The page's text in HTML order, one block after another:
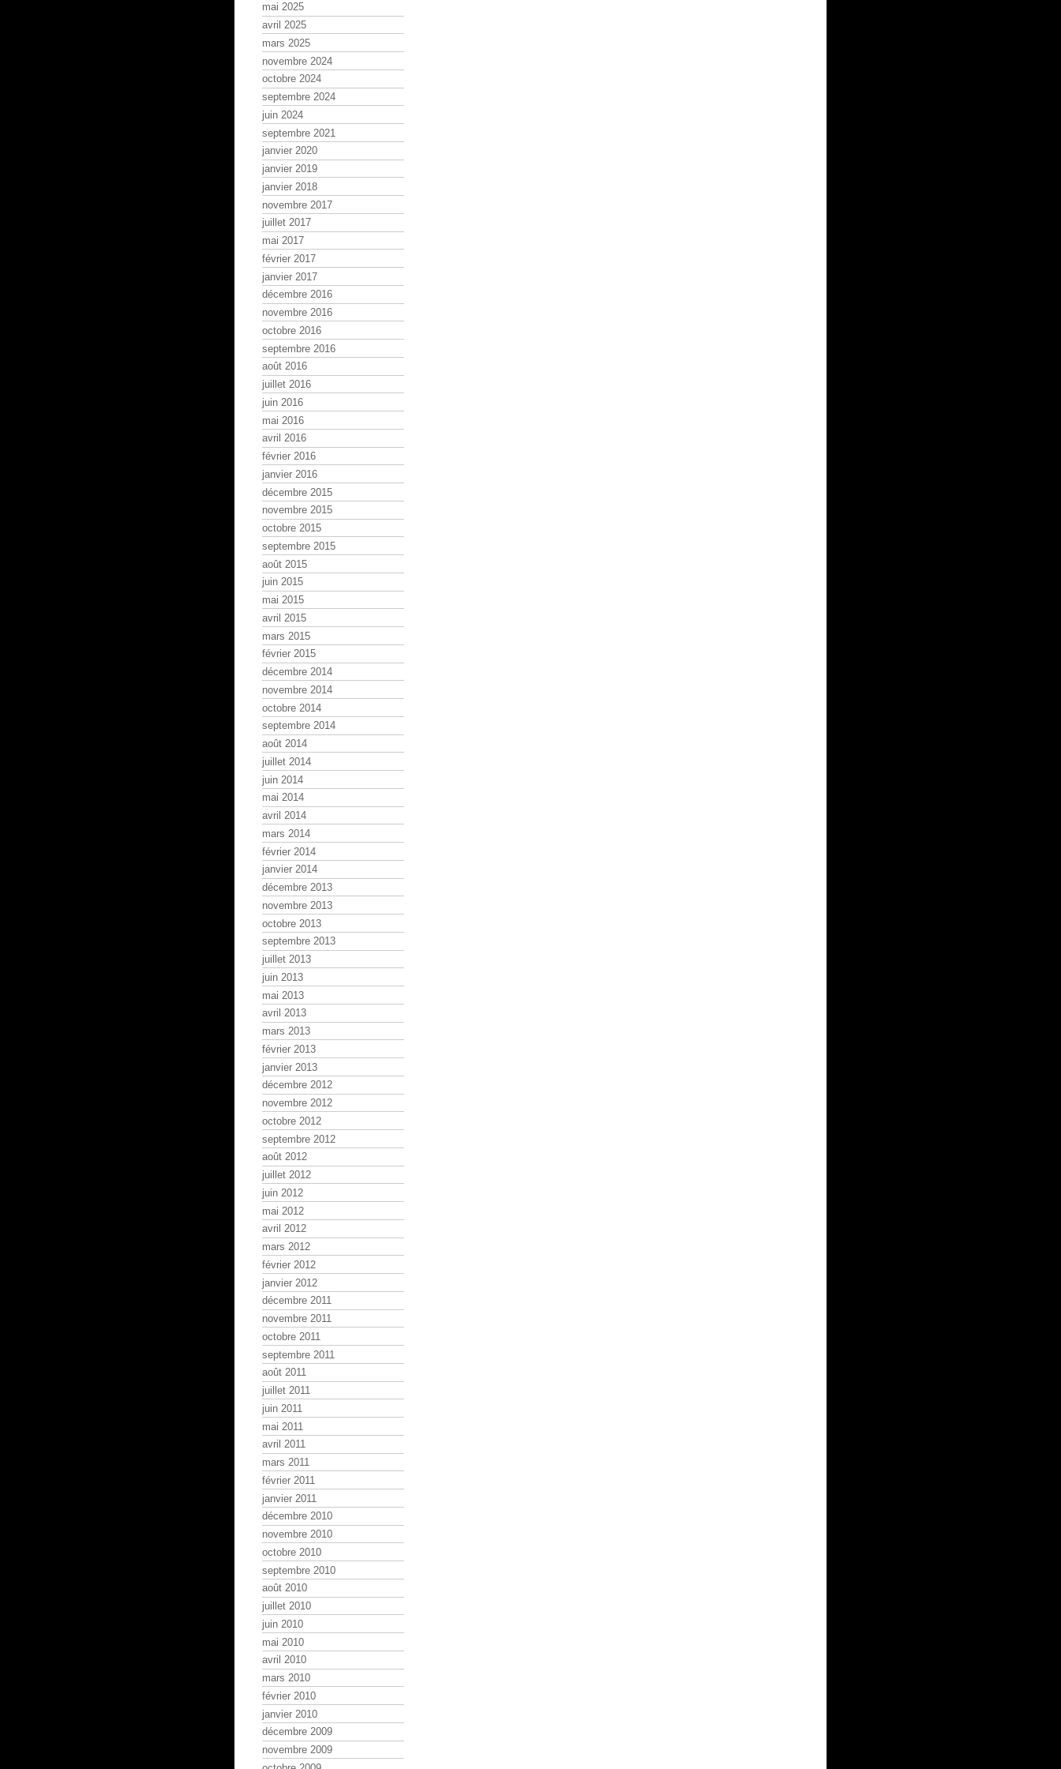
mai 2025
avril 2025
mars 2025
novembre 2024
octobre 2024
septembre 2024
juin 2024
septembre 2021
janvier 2020
janvier 2019
janvier 2018
novembre 2017
juillet 2017
mai 2017
février 2017
janvier 2017
décembre 2016
novembre 2016
octobre 2016
septembre 2016
août 2016
juillet 2016
juin 2016
mai 2016
avril 2016
février 2016
janvier 2016
décembre 2015
novembre 2015
octobre 2015
septembre 2015
août 2015
juin 2015
mai 2015
avril 2015
mars 2015
février 2015
décembre 2014
novembre 2014
octobre 2014
septembre 2014
août 2014
juillet 2014
juin 2014
mai 2014
avril 2014
mars 2014
février 2014
janvier 2014
décembre 2013
novembre 2013
octobre 2013
septembre 2013
juillet 2013
juin 2013
mai 2013
avril 2013
mars 2013
février 2013
janvier 2013
décembre 2012
novembre 2012
octobre 2012
septembre 2012
août 2012
juillet 2012
juin 2012
mai 2012
avril 2012
mars 2012
février 2012
janvier 2012
décembre 2011
novembre 2011
octobre 2011
septembre 2011
août 2011
juillet 2011
juin 2011
mai 2011
avril 2011
mars 2011
février 2011
janvier 2011
décembre 2010
novembre 2010
octobre 2010
septembre 2010
août 2010
juillet 2010
juin 2010
mai 2010
avril 2010
mars 2010
février 2010
janvier 2010
décembre 2009
novembre 2009